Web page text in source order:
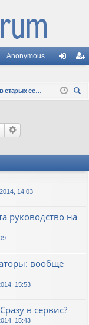
Anonymous
д ис
Архив старых ссылок
14:03
руководство на
вообще
15:53
в сервис?
15:43